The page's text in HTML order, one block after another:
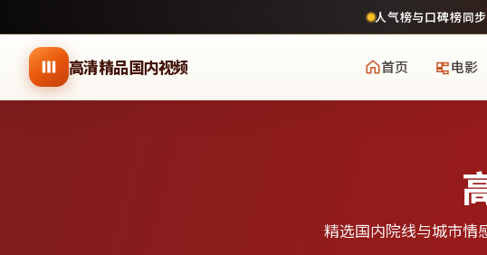
人气榜与口碑榜同步
跳到主要内容
高清精品国内视频 首页 电影
精选国内院线与城市情